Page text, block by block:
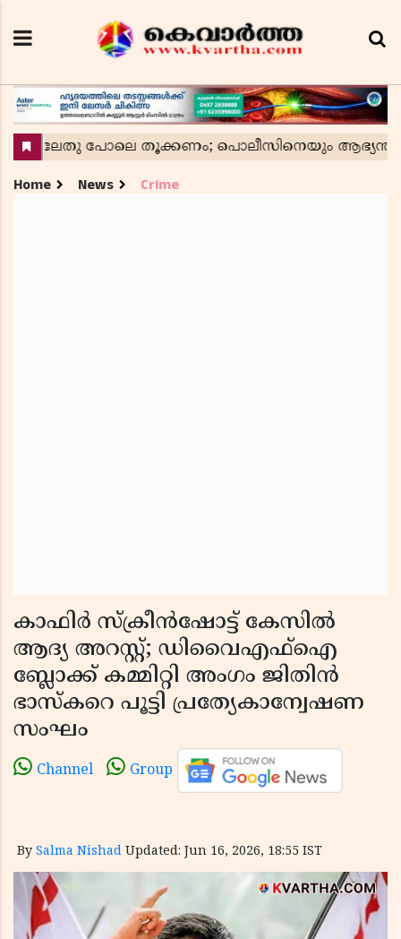
Home News Crime
കാഫിർ സ്ക്രീൻഷോട്ട് കേസിൽ
ആദ്യ അറസ്റ്റ്; ഡിവൈഎഫ്ഐ
ബ്ലോക്ക് കമ്മിറ്റി അംഗം ജിതിൻ
ഭാസ്കറെ പൂട്ടി പ്രത്യേകാന്വേഷണ
സംഘം
Channel Group
By Salma Nishad Updated: Jun 16, 2026, 18:55 IST